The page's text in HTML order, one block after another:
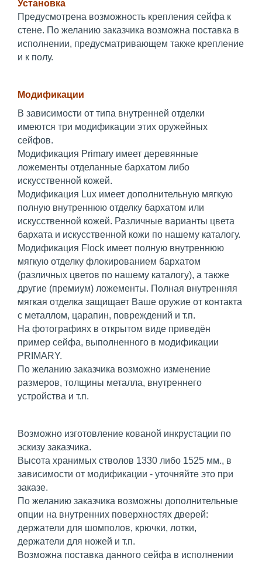
Установка
Предусмотрена возможность крепления сейфа к
стене. По желанию заказчика возможна поставка в
исполнении, предусматривающем также крепление
и к полу.
Модификации
В зависимости от типа внутренней отделки
имеются три модификации этих оружейных
сейфов.
Модификация Primary имеет деревянные
ложементы отделанные бархатом либо
искусственной кожей.
Модификация Lux имеет дополнительную мягкую
полную внутреннюю отделку бархатом или
искусственной кожей. Различные варианты цвета
бархата и искусственной кожи по нашему каталогу.
Модификация Flock имеет полную внутреннюю
мягкую отделку флокированием бархатом
(различных цветов по нашему каталогу), а также
другие (премиум) ложементы. Полная внутренняя
мягкая отделка защищает Ваше оружие от контакта
с металлом, царапин, повреждений и т.п.
На фотографиях в открытом виде приведён
пример сейфа, выполненного в модификации
PRIMARY.
По желанию заказчика возможно изменение
размеров, толщины металла, внутреннего
устройства и т.п.
Возможно изготовление кованой инкрустации по
эскизу заказчика.
Высота хранимых стволов 1330 либо 1525 мм., в
зависимости от модификации - уточняйте это при
заказе.
По желанию заказчика возможны дополнительные
опции на внутренних поверхностях дверей:
держатели для шомполов, крючки, лотки,
держатели для ножей и т.п.
Возможна поставка данного сейфа в исполнении